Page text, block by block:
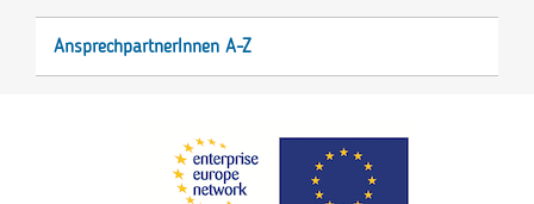
AnsprechpartnerInnen A-Z